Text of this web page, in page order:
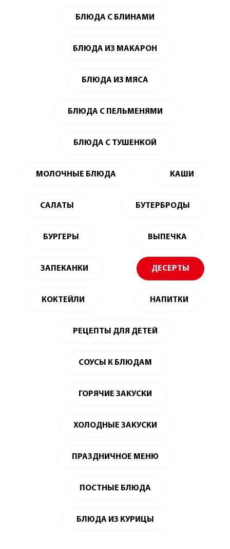
БЛЮДА С БЛИНАМИ
БЛЮДА ИЗ МАКАРОН
БЛЮДА ИЗ МЯСА
БЛЮДА С ПЕЛЬМЕНЯМИ
БЛЮДА С ТУШЕНКОЙ
МОЛОЧНЫЕ БЛЮДА КАШИ
САЛАТЫ БУТЕРБРОДЫ
БУРГЕРЫ ВЫПЕЧКА
ЗАПЕКАНКИ ДЕСЕРТЫ
КОКТЕЙЛИ НАПИТКИ
РЕЦЕПТЫ ДЛЯ ДЕТЕЙ
СОУСЫ К БЛЮДАМ
ГОРЯЧИЕ ЗАКУСКИ
ХОЛОДНЫЕ ЗАКУСКИ
ПРАЗДНИЧНОЕ МЕНЮ
ПОСТНЫЕ БЛЮДА
БЛЮДА ИЗ КУРИЦЫ